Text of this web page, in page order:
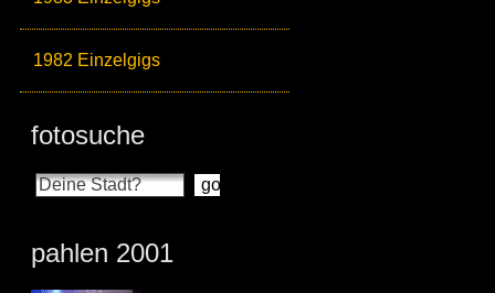
1982 Einzelgigs
fotosuche
pahlen 2001